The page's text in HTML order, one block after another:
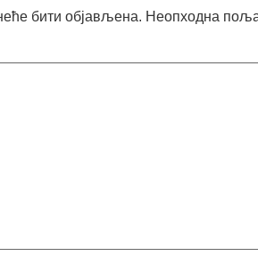
бити објављена. Неопходна